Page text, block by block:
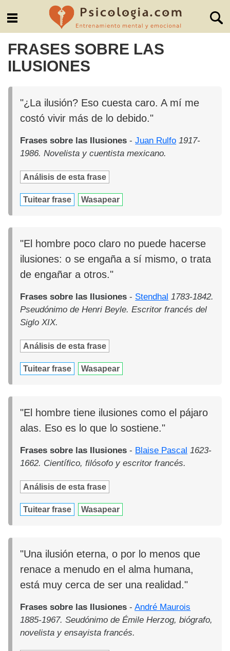
FRASES SOBRE LAS
ILUSIONES
"¿La ilusión? Eso cuesta caro. A mí me
costó vivir más de lo debido."
Frases sobre las Ilusiones -Juan Rulfo 1917-
1986. Novelista y cuentista mexicano.
Análisis de esta frase
Tuitear frase Wasapear
"El hombre poco claro no puede hacerse
ilusiones: o se engaña a sí mismo, o trata
de engañar a otros."
Frases sobre las Ilusiones - Stendhal 1783-1842.
Pseudónimo de Henri Beyle. Escritor francés del
Siglo XIX.
Análisis de esta frase
Tuitear frase Wasapear
"El hombre tiene ilusiones como el pájaro
alas. Eso es lo que lo sostiene."
Frases sobre las Ilusiones - Blaise Pascal 1623-
1662. Científico, filósofo y escritor francés.
Análisis de esta frase
Tuitear frase Wasapear
"Una ilusión eterna, o por lo menos que
renace a menudo en el alma humana,
está muy cerca de ser una realidad."
Frases sobre las Ilusiones -André Maurois
1885-1967. Seudónimo de Émile Herzog, biógrafo,
novelista y ensayista francés.